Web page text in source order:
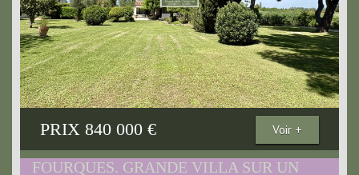
PRIX 840 000 € Voir +
FOURQUES. GRANDE VILLA SUR UN